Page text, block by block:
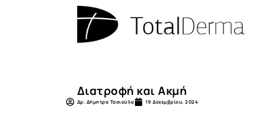
Διατροφή και Ακμή
Δρ. Δήμητρα Τασιούλα 19 Δεκεμβρίου, 2024